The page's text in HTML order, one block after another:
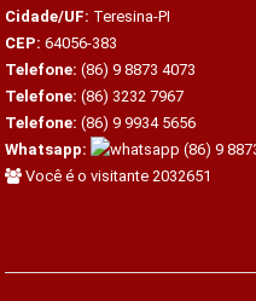
Cidade/UF: Teresina-PI
CEP: 64056-383
Telefone: (86) 9 8873 4073
Telefone: (86) 3232 7967
Telefone: (86) 9 9934 5656
Whatsapp:
(86) 9
Você é o visitante 2032651